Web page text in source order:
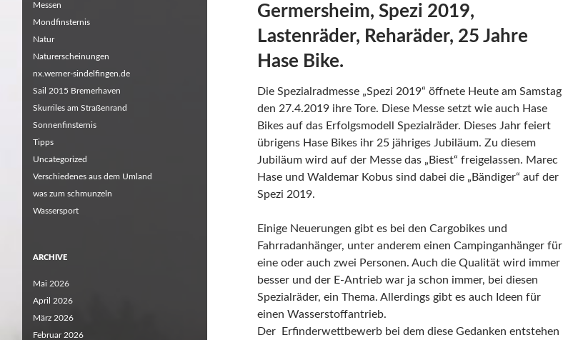
Germersheim, Spezi 2019,
Lastenräder, Reharäder, 25 Jahre
Hase Bike.
Die Spezialradmesse „Spezi 2019“ öffnete Heute am Samstag
den 27.4.2019 ihre Tore. Diese Messe setzt wie auch Hase
Bikes auf das Erfolgsmodell Spezialräder. Dieses Jahr feiert
übrigens Hase Bikes ihr 25 jähriges Jubiläum. Zu diesem
Jubiläum wird auf der Messe das „Biest“ freigelassen. Marec
Hase und Waldemar Kobus sind dabei die „Bändiger“ auf der
Spezi 2019.
Einige Neuerungen gibt es bei den Cargobikes und
Fahrradanhänger, unter anderem einen Campinganhänger für
eine oder auch zwei Personen. Auch die Qualität wird immer
besser und der E-Antrieb war ja schon immer, bei diesen
Spezialräder, ein Thema. Allerdings gibt es auch Ideen für
einen Wasserstoffantrieb.
Der Erfinderwettbewerb bei dem diese Gedanken entstehen
Messen
Mondfinsternis
Natur
Naturerscheinungen
nx.werner-sindelfingen.de
Sail 2015 Bremerhaven
Skurriles am Straßenrand
Sonnenfinsternis
Tipps
Uncategorized
Verschiedenes aus dem Umland
was zum schmunzeln
Wassersport
ARCHIVE
Mai 2026
April 2026
März 2026
Februar 2026